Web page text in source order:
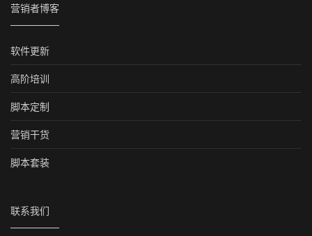
营销者博客
软件更新
高阶培训
脚本定制
营销干货
脚本套装
联系我们